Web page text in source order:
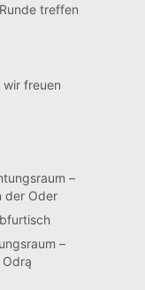
treffen
wir freuen
–
der Oder
–
Odrą